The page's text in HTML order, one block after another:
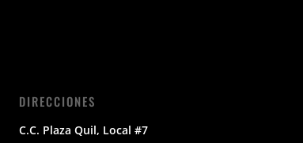
DIRECCIONES
C.C. Plaza Quil, Local #7